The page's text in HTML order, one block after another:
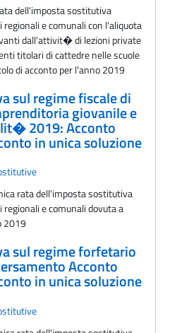
dell'imposta sostitutiva
regionali e comunali con l'aliquota
dall'attivit� di lezioni private
titolari di cattedre nelle scuole
di acconto per l'anno 2019
sul regime fiscale di
giovanile e
2019: Acconto
in unica soluzione
rata dell'imposta sostitutiva
e comunali dovuta a
2019
sul regime forfetario
Acconto
in unica soluzione